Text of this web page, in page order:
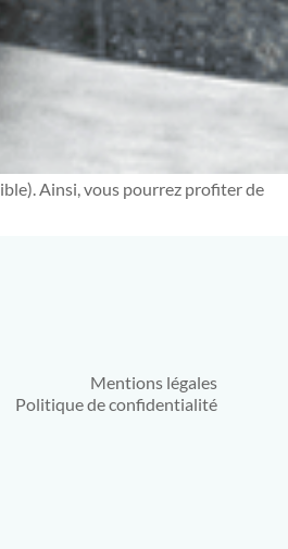
Ainsi, vous pourrez profiter de
Mentions légales
Politique de confidentialité